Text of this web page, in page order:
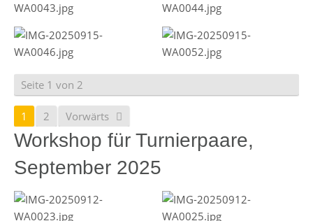
Seite 1 von 2
1 2 Vorwärts
Workshop für Turnierpaare,
September 2025